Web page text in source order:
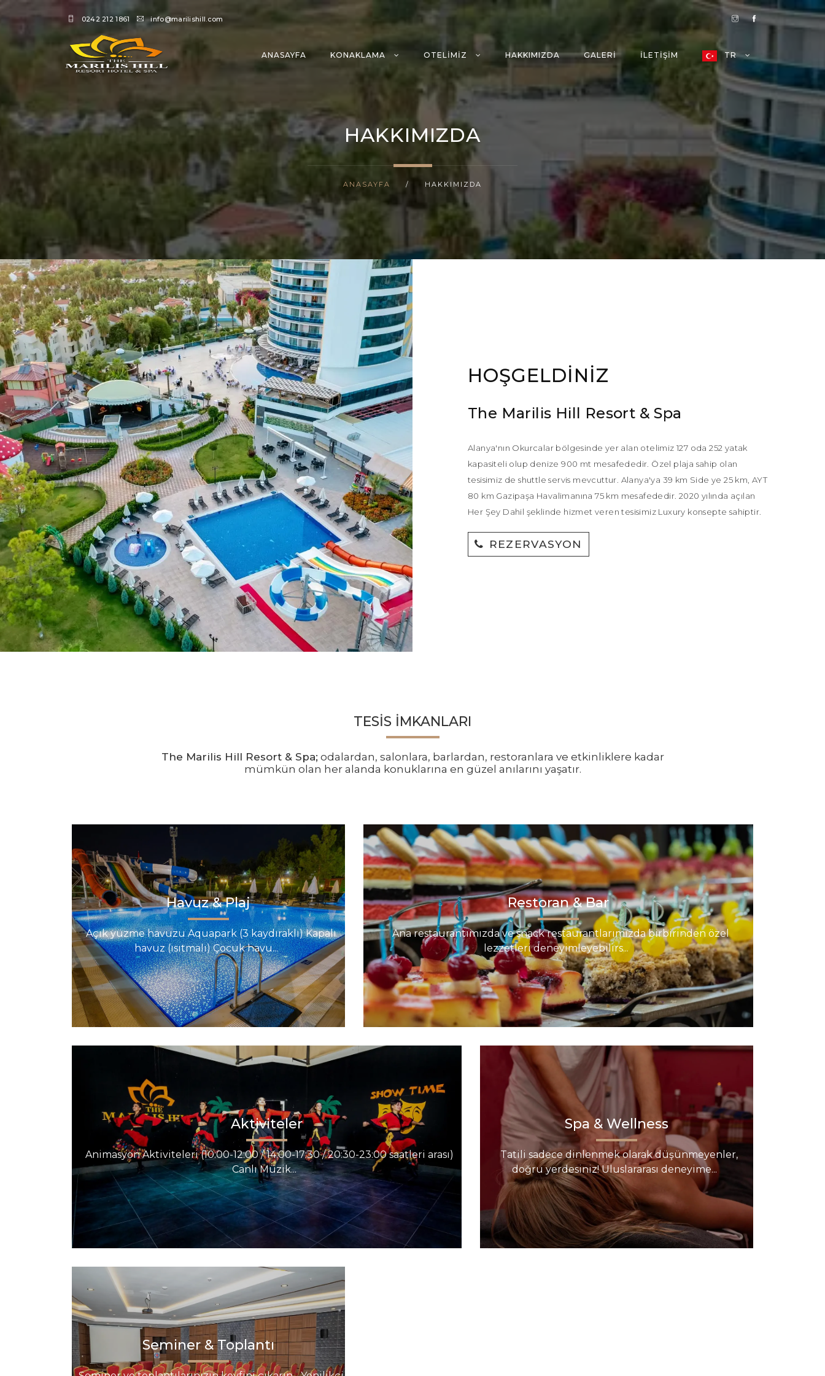
0242 212 1861 info@marilishill.com
ANASAYFA KONAKLAMA OTELIMIZ HAKKIMIZDA GALERI İLETIŞIM TR
HAKKIMIZDA
ANASAYFA / HAKKIMIZDA
HOŞGELDINIZ
The Marilis Hill Resort & Spa
Alanya'nın Okurcalar bölgesinde yer alan otelimiz 127 oda 252 yatak
kapasiteli olup denize 900 mt mesafededir. Özel plaja sahip olan
tesisimiz de shuttle servis mevcuttur. Alanya'ya 39 km Side ye 25 km, AYT
80 km Gazipaşa Havalimanına 75 km mesafededir. 2020 yılında açılan
Her Şey Dahil şeklinde hizmet veren tesisimiz Luxury konsepte sahiptir.
REZERVASYON
TESIS İMKANLARI
The Marilis Hill Resort & Spa; odalardan, salonlara, barlardan, restoranlara ve etkinliklere kadar
mümkün olan her alanda konuklarına en güzel anılarını yaşatır.
Havuz & Plaj
Açık yüzme havuzu Aquapark (3 kaydıraklı) Kapalı
havuz (ısıtmalı) Çocuk havu...
Restoran & Bar
Ana restaurantımızda ve snack restaurantlarımızda birbirinden özel
lezzetleri deneyimleyebilirs...
Aktiviteler
Animasyon Aktiviteleri (10:00-12:00 / 14:00-17:30 / 20:30-23:00 saatleri arası)
Canlı Müzik...
Spa & Wellness
Tatili sadece dinlenmek olarak düşünmeyenler,
doğru yerdesiniz! Uluslararası deneyime...
Seminer & Toplantı